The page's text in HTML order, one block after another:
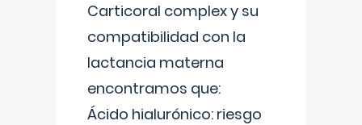
Carticoral complex y su
compatibilidad con la
lactancia materna
encontramos que:
Ácido hialurónico: riesgo